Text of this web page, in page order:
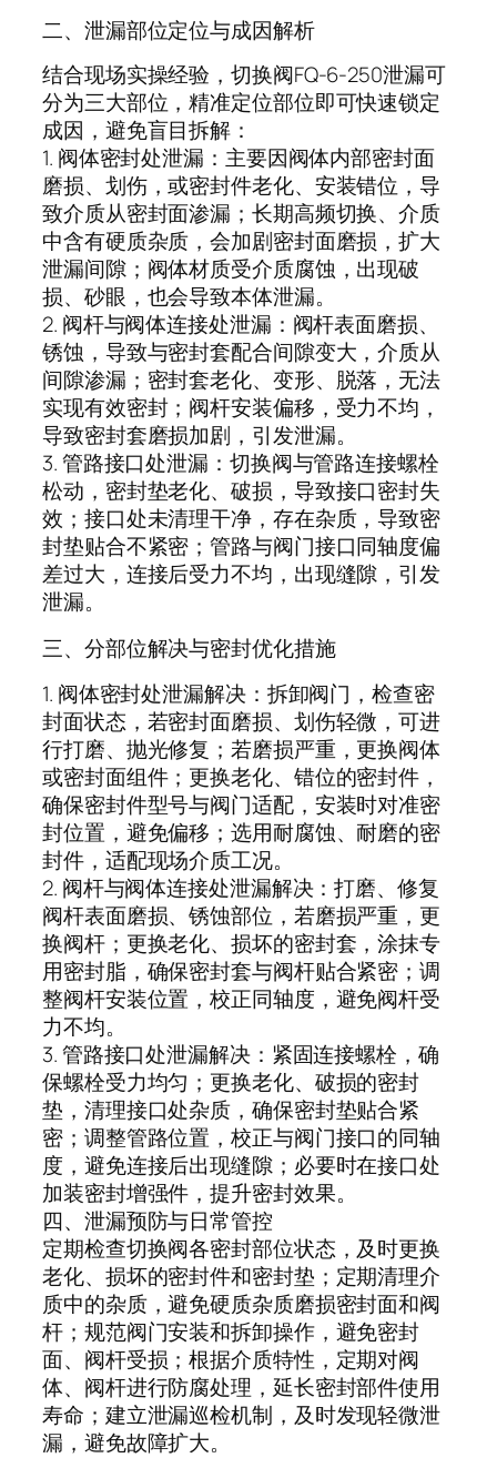
二、泄漏部位定位与成因解析
结合现场实操经验，切换阀FQ-6-250泄漏可
分为三大部位，精准定位部位即可快速锁定
成因，避免盲目拆解：
1. 阀体密封处泄漏：主要因阀体内部密封面
磨损、划伤，或密封件老化、安装错位，导
致介质从密封面渗漏；长期高频切换、介质
中含有硬质杂质，会加剧密封面磨损，扩大
泄漏间隙；阀体材质受介质腐蚀，出现破
损、砂眼，也会导致本体泄漏。
2. 阀杆与阀体连接处泄漏：阀杆表面磨损、
锈蚀，导致与密封套配合间隙变大，介质从
间隙渗漏；密封套老化、变形、脱落，无法
实现有效密封；阀杆安装偏移，受力不均，
导致密封套磨损加剧，引发泄漏。
3. 管路接口处泄漏：切换阀与管路连接螺栓
松动，密封垫老化、破损，导致接口密封失
效；接口处未清理干净，存在杂质，导致密
封垫贴合不紧密；管路与阀门接口同轴度偏
差过大，连接后受力不均，出现缝隙，引发
泄漏。
三、分部位解决与密封优化措施
1. 阀体密封处泄漏解决：拆卸阀门，检查密
封面状态，若密封面磨损、划伤轻微，可进
行打磨、抛光修复；若磨损严重，更换阀体
或密封面组件；更换老化、错位的密封件，
确保密封件型号与阀门适配，安装时对准密
封位置，避免偏移；选用耐腐蚀、耐磨的密
封件，适配现场介质工况。
2. 阀杆与阀体连接处泄漏解决：打磨、修复
阀杆表面磨损、锈蚀部位，若磨损严重，更
换阀杆；更换老化、损坏的密封套，涂抹专
用密封脂，确保密封套与阀杆贴合紧密；调
整阀杆安装位置，校正同轴度，避免阀杆受
力不均。
3. 管路接口处泄漏解决：紧固连接螺栓，确
保螺栓受力均匀；更换老化、破损的密封
垫，清理接口处杂质，确保密封垫贴合紧
密；调整管路位置，校正与阀门接口的同轴
度，避免连接后出现缝隙；必要时在接口处
加装密封增强件，提升密封效果。
四、泄漏预防与日常管控
定期检查切换阀各密封部位状态，及时更换
老化、损坏的密封件和密封垫；定期清理介
质中的杂质，避免硬质杂质磨损密封面和阀
杆；规范阀门安装和拆卸操作，避免密封
面、阀杆受损；根据介质特性，定期对阀
体、阀杆进行防腐处理，延长密封部件使用
寿命；建立泄漏巡检机制，及时发现轻微泄
漏，避免故障扩大。